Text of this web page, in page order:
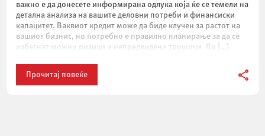
важно е да донесете информирана одлука која ќе се темели на
детална анализа на вашите деловни потреби и финансиски
капацитет. Ваквиот кредит може да биде клучен за растот на
вашиот бизнис, но потребно е правилно планирање за да се
избегнат можни ризици и непредвидени трошоци. Во […]
Прочитај повеќе